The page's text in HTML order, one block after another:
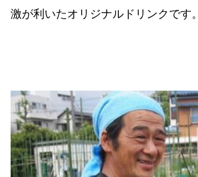
激が利いたオリジナルドリンクです。